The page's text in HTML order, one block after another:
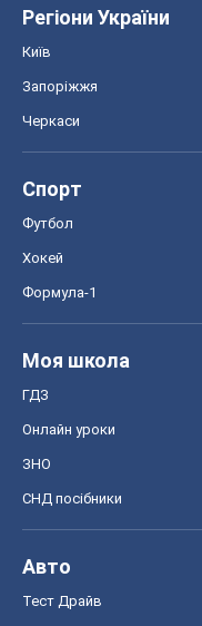
Регіони України
Київ
Запоріжжя
Черкаси
Спорт
Футбол
Хокей
Формула-1
Моя школа
ГДЗ
Онлайн уроки
ЗНО
СНД посібники
Авто
Тест Драйв